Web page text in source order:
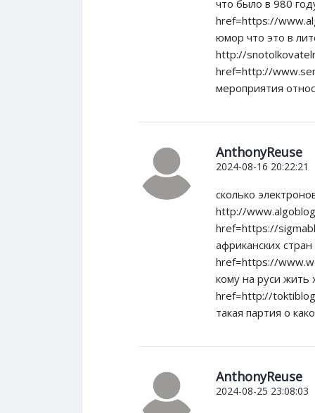
что было в 980
href=https://
юмор что это в
http://
href=http://
мероприятия
AnthonyReuse
2024-08-16 20:22:21
сколько
http://
href=https://
африканских
href=https://
кому на руси
href=http://
такая партия о
AnthonyReuse
2024-08-25 23:08:03